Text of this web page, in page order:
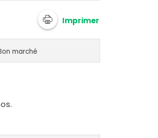
Imprimer
marché